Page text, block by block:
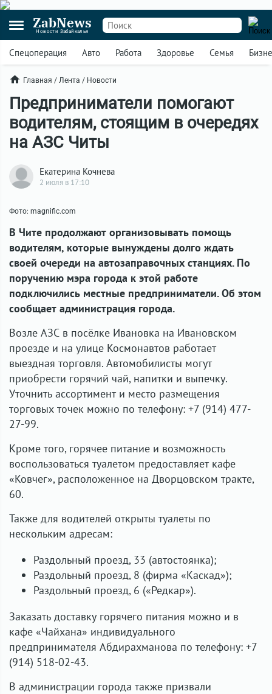
ZabNews
Новости Забайкалья
Спецоперация Авто Работа Здоровье Семья
Главная / Лента / Новости
Предприниматели помогают
водителям, стоящим в очередях
на АЗС Читы
Екатерина Кочнева
2 июля в 17:10
Фото: magnific.com
В Чите продолжают организовывать помощь
водителям, которые вынуждены долго ждать
своей очереди на автозаправочных станциях. По
поручению мэра города к этой работе
подключились местные предприниматели. Об этом
сообщает администрация города.
Возле АЗС в посёлке Ивановка на Ивановском
проезде и на улице Космонавтов работает
выездная торговля. Автомобилисты могут
приобрести горячий чай, напитки и выпечку.
Уточнить ассортимент и место размещения
торговых точек можно по телефону: +7 (914) 477-
27-99.
Кроме того, горячее питание и возможность
воспользоваться туалетом предоставляет кафе
«Ковчег», расположенное на Дворцовском тракте,
60.
Также для водителей открыты туалеты по
нескольким адресам:
Раздольный проезд, 33 (автостоянка);
Раздольный проезд, 8 (фирма «Каскад»);
Раздольный проезд, 6 («Редкар»).
Заказать доставку горячего питания можно и в
кафе «Чайхана» индивидуального
предпринимателя Абдирахманова по телефону: +7
(914) 518-02-43.
В администрации города также призвали